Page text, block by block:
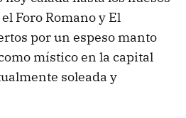
Foro Romano y El
por un espeso manto
místico en la capital
soleada y